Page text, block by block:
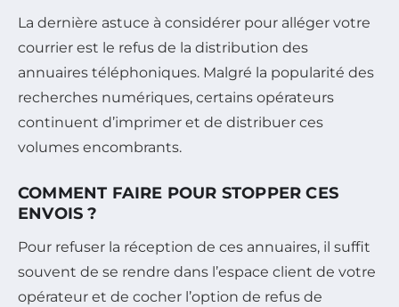
La dernière astuce à considérer pour alléger votre
courrier est le refus de la distribution des
annuaires téléphoniques. Malgré la popularité des
recherches numériques, certains opérateurs
continuent d’imprimer et de distribuer ces
volumes encombrants.
COMMENT FAIRE POUR STOPPER CES
ENVOIS ?
Pour refuser la réception de ces annuaires, il suffit
souvent de se rendre dans l’espace client de votre
opérateur et de cocher l’option de refus de